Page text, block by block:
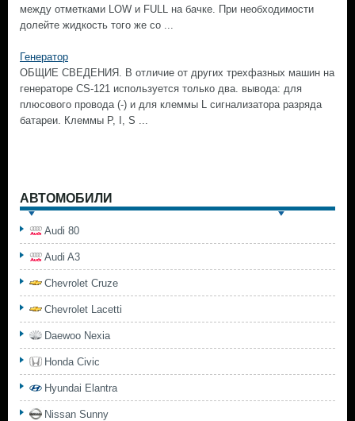
между отметками LOW и FULL на бачке. При необходимости
долейте жидкость того же со ...
Генератор
ОБЩИЕ СВЕДЕНИЯ. В отличие от других трехфазных машин на
генераторе CS-121 используется только два. вывода: для
плюсового провода (-) и для клеммы L сигнализатора разряда
батареи. Клеммы Р, I, S ...
АВТОМОБИЛИ
Audi 80
Audi A3
Chevrolet Cruze
Chevrolet Lacetti
Daewoo Nexia
Honda Civic
Hyundai Elantra
Nissan Sunny